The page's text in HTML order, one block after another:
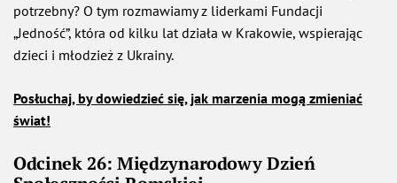
potrzebny? O tym rozmawiamy z liderkami Fundacji
„Jedność”, która od kilku lat działa w Krakowie, wspierając
dzieci i młodzież z Ukrainy.
Posłuchaj, by dowiedzieć się, jak marzenia mogą zmieniać
świat!
Odcinek 26: Międzynarodowy Dzień